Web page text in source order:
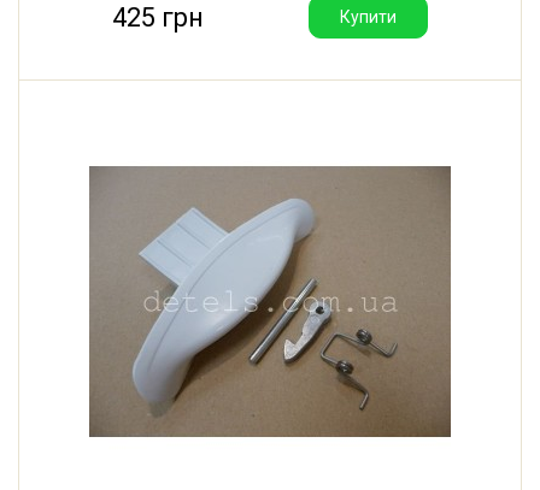
425 грн Купити